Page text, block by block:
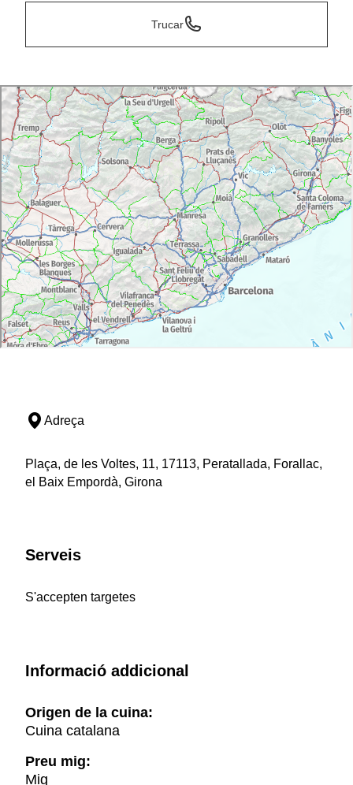
Trucar
Adreça
Plaça, de les Voltes, 11, 17113, Peratallada, Forallac,
el Baix Empordà, Girona
Serveis
S'accepten targetes
Informació addicional
Origen de la cuina:
Cuina catalana
Preu mig:
Mig